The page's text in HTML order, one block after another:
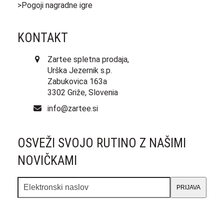
>Pogoji nagradne igre
KONTAKT
Zartee spletna prodaja,
Urška Jezernik s.p.
Zabukovica 163a
3302 Griže, Slovenia
info@zartee.si
OSVEŽI SVOJO RUTINO Z NAŠIMI
NOVIČKAMI
Elektronski
naslov
PRIJAVA